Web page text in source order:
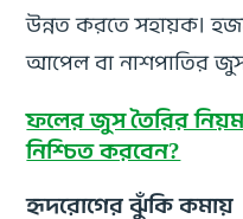
উন্নত করতে সহায়ক।
আপেল বা নাশপাতির জুস
ফলের জুস তৈরির
নিশ্চিত করবেন?
হৃদরোগের ঝুঁকি কমায়